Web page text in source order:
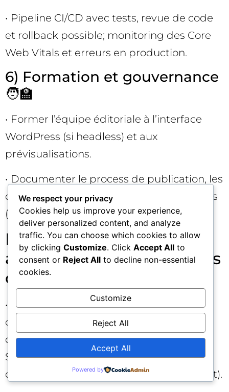
• Pipeline CI/CD avec tests, revue de code
et rollback possible; monitoring des Core
Web Vitals et erreurs en production.
6) Formation et gouvernance
🧑‍🏫
• Former l’équipe éditoriale à l’interface
WordPress (si headless) et aux
prévisualisations.
• Documenter le process de publication, les
délais de mise en ligne, les cas particuliers
(mise à jour urgente, breaking news…).
Les limites d’Astro à
anticiper (et comment les
contourner) 🧩
• Fonctionnalités dynamiques lourdes: e-
commerce très riche, membres, tableaux
de bord utilisateurs… peuvent nécessiter
SSR, microservices ou des solutions
dédiées (et parfois un WordPress complet).
We respect your privacy
Cookies help us improve your experience,
deliver personalized content, and analyze
traffic. You can choose which cookies to allow
by clicking Customize. Click Accept All to
consent or Reject All to decline non-essential
cookies.
Customize
Reject All
Accept All
Powered by